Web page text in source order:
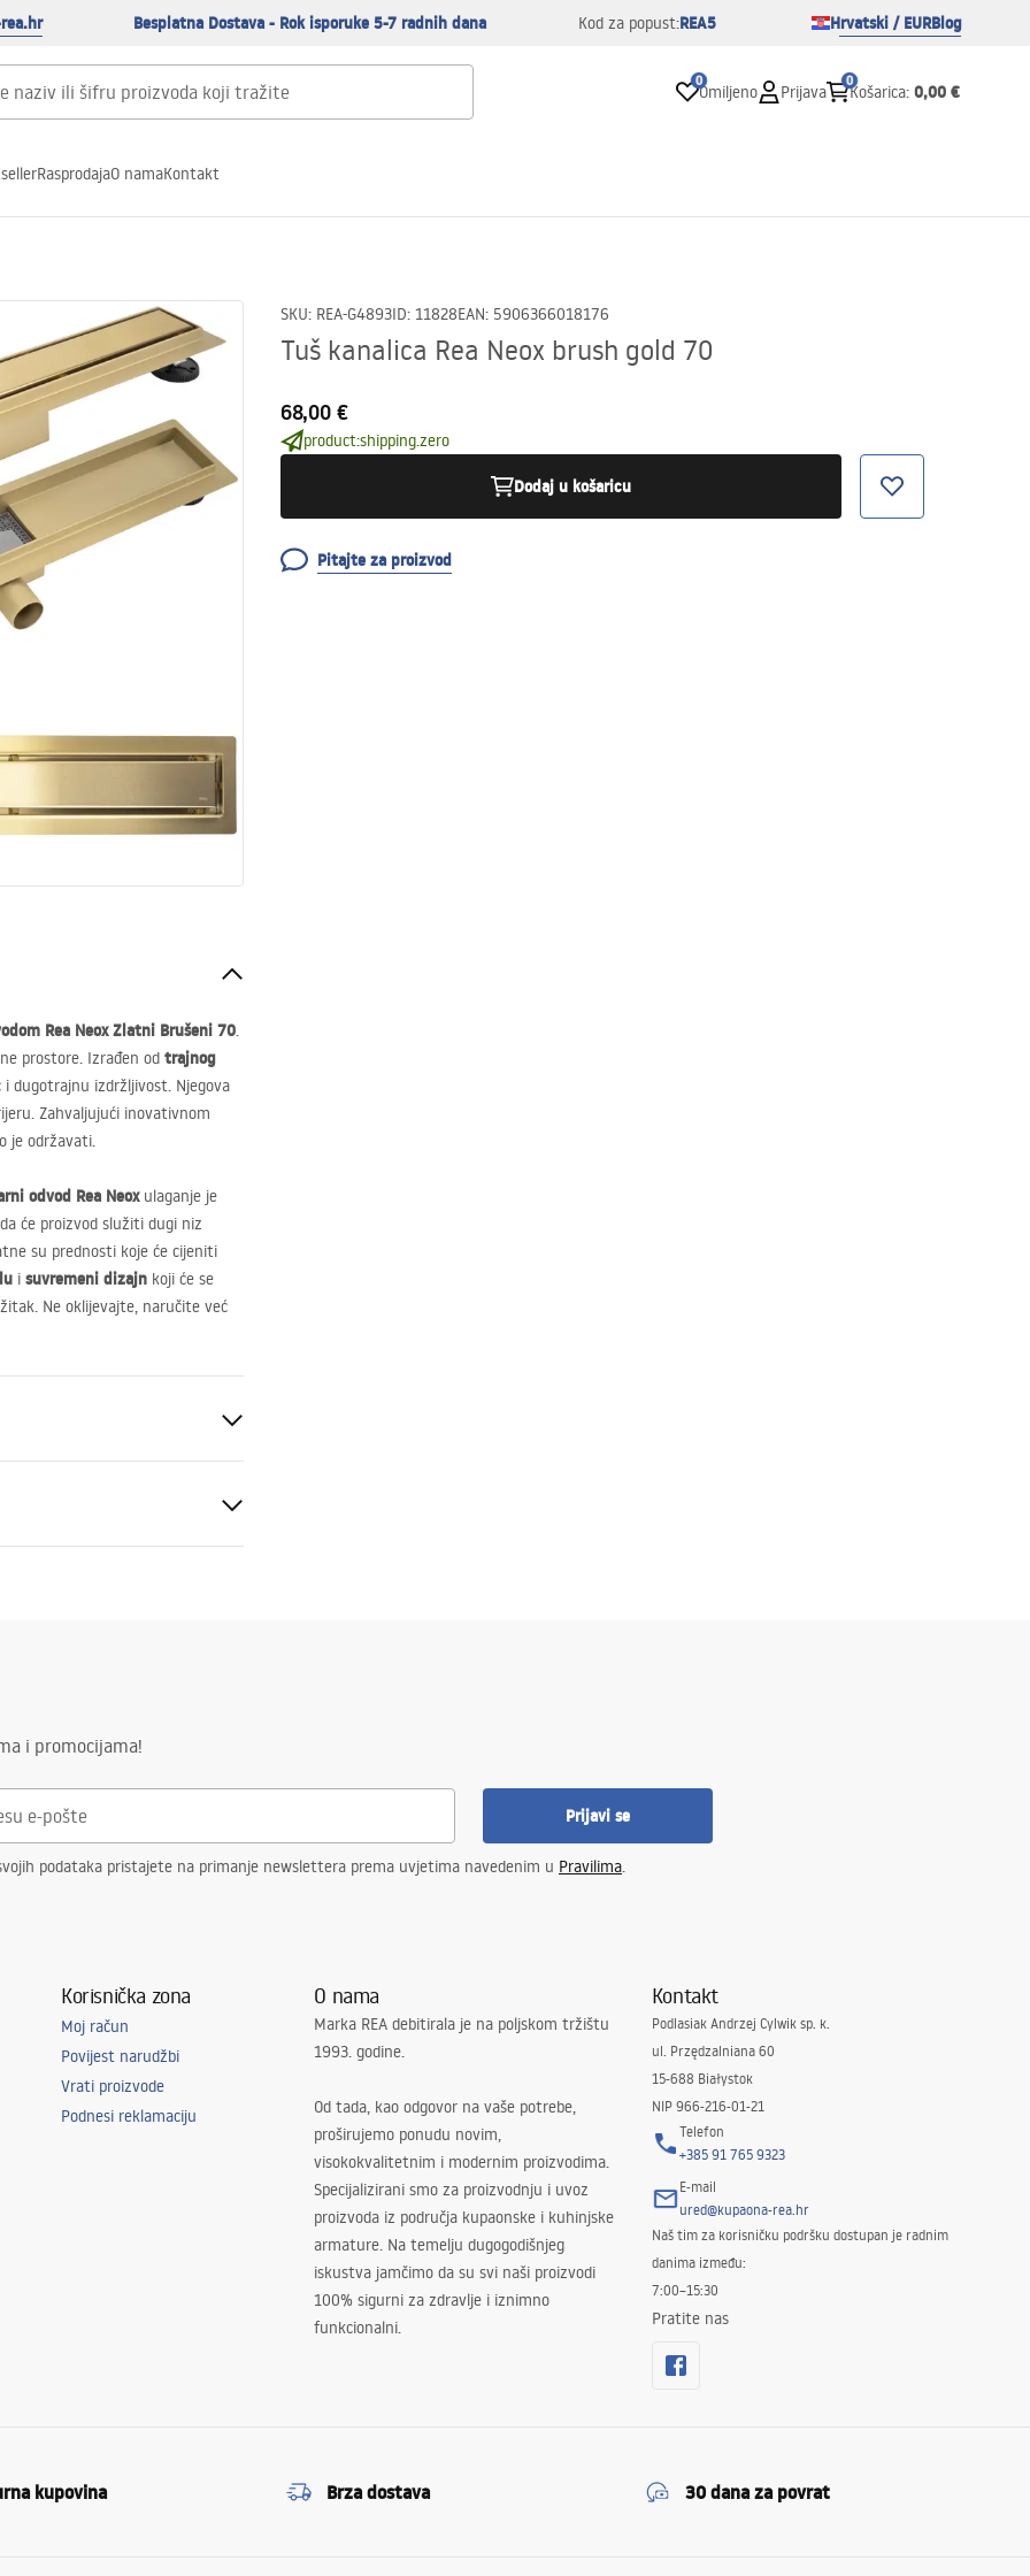
Besplatna Dostava - Rok isporuke 5-7 radnih dana Kod za popust:REA5 Hrvatski / EURBlog
0
Omiljeno Prijava
0
Košarica: 0,00 €
RasprodajaO namaKontakt
SKU: REA-G4893ID: 11828EAN: 5906366018176
Tuš kanalica Rea Neox brush gold 70
68,00 €
product:shipping.zero
Dodaj u košaricu
Pitajte za proizvod
Rea Neox Zlatni Brušeni 70.
prostore. Izrađen od trajnog
dugotrajnu izdržljivost. Njegova
Zahvaljujući inovativnom
je održavati.
odvod Rea Neoxulaganje je
će proizvod služiti dugi niz
su prednosti koje će cijeniti
i suvremeni dizajn koji će se
Ne oklijevajte, naručite već
i promocijama!
Prijavi se
podataka pristajete na primanje newslettera prema uvjetima navedenim u Pravilima.
Korisnička zona
Moj račun
Povijest narudžbi
Vrati proizvode
Podnesi reklamaciju
O nama
Marka REA debitirala je na poljskom tržištu
1993. godine.
Od tada, kao odgovor na vaše potrebe,
proširujemo ponudu novim,
visokokvalitetnim i modernim proizvodima.
Specijalizirani smo za proizvodnju i uvoz
proizvoda iz područja kupaonske i kuhinjske
armature. Na temelju dugogodišnjeg
iskustva jamčimo da su svi naši proizvodi
100% sigurni za zdravlje i iznimno
funkcionalni.
Kontakt
Podlasiak Andrzej Cylwik sp. k.
ul. Przędzalniana 60
15-688 Białystok
NIP 966-216-01-21
Telefon
+385 91 765 9323
E-mail
ured@kupaona-rea.hr
Naš tim za korisničku podršku dostupan je radnim
danima između:
7:00–15:30
Pratite nas
kupovina Brza dostava 30 dana za povrat